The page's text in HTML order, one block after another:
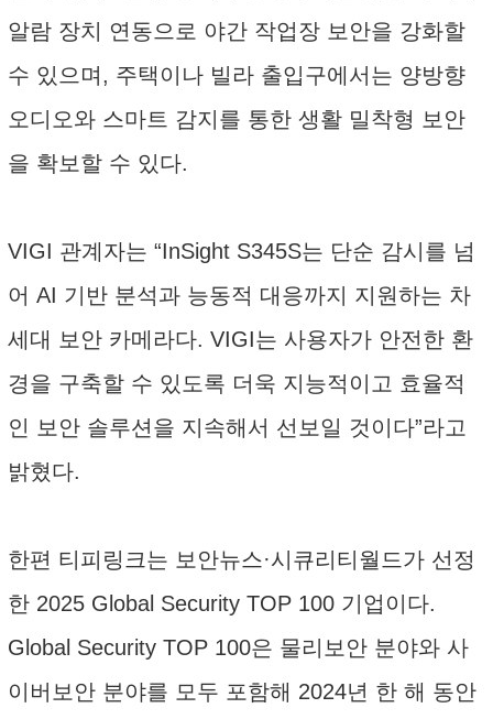
알람 장치 연동으로 야간 작업장 보안을 강화할
수 있으며, 주택이나 빌라 출입구에서는 양방향
오디오와 스마트 감지를 통한 생활 밀착형 보안
을 확보할 수 있다.
VIGI 관계자는 “InSight S345S는 단순 감시를 넘
어 AI 기반 분석과 능동적 대응까지 지원하는 차
세대 보안 카메라다. VIGI는 사용자가 안전한 환
경을 구축할 수 있도록 더욱 지능적이고 효율적
인 보안 솔루션을 지속해서 선보일 것이다”라고
밝혔다.
한편 티피링크는 보안뉴스·시큐리티월드가 선정
한 2025 Global Security TOP 100 기업이다.
Global Security TOP 100은 물리보안 분야와 사
이버보안 분야를 모두 포함해 2024년 한 해 동안